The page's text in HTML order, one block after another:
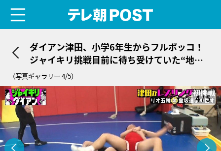
ダイアン津田、小学6年生からフルボッコ！
ジャイキリ挑戦目前に待ち受けていた“地獄
の前哨戦”
（写真ギャラリー 4/5）
4/5